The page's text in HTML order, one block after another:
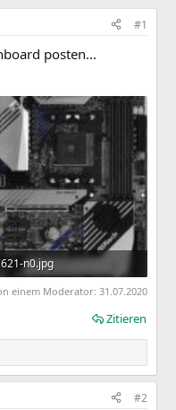
#1
posten...
n0.jpg
KB · Aufrufe: 181
einem Moderator: 31.07.2020
Zitieren
#2